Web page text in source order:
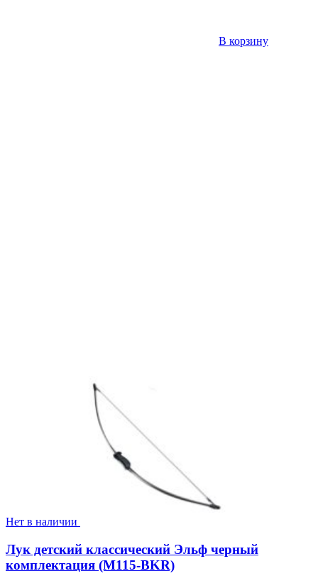
В корзину
Нет в наличии
Лук детский классический Эльф черный
комплектация (M115-BKR)